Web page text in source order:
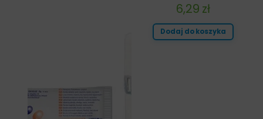
6,29 zł
Dodaj do koszyka